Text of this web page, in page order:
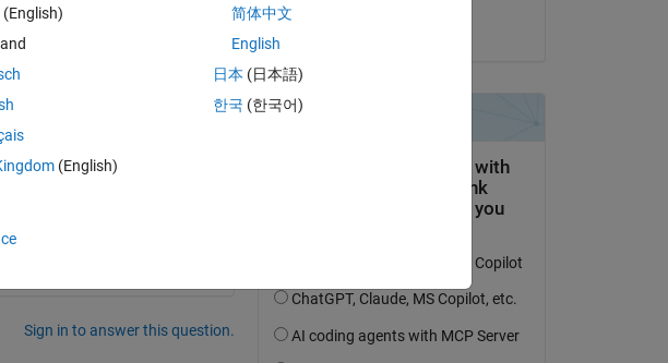
processing-toolbox-3-
Sign in to answer this question.
(English)
(English)
简体中文
English
日本 (日本語)
한국 (한국어)